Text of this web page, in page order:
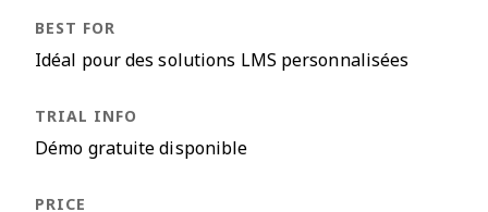
Idéal pour des solutions LMS personnalisées
Démo gratuite disponible